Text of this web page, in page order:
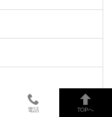
電話 TOPへ